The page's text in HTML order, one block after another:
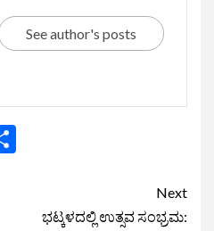
See author's posts
Next
ಭಟ್ಕಳದಲ್ಲಿ ಉತ್ಸವ ಸಂಭ್ರಮ: